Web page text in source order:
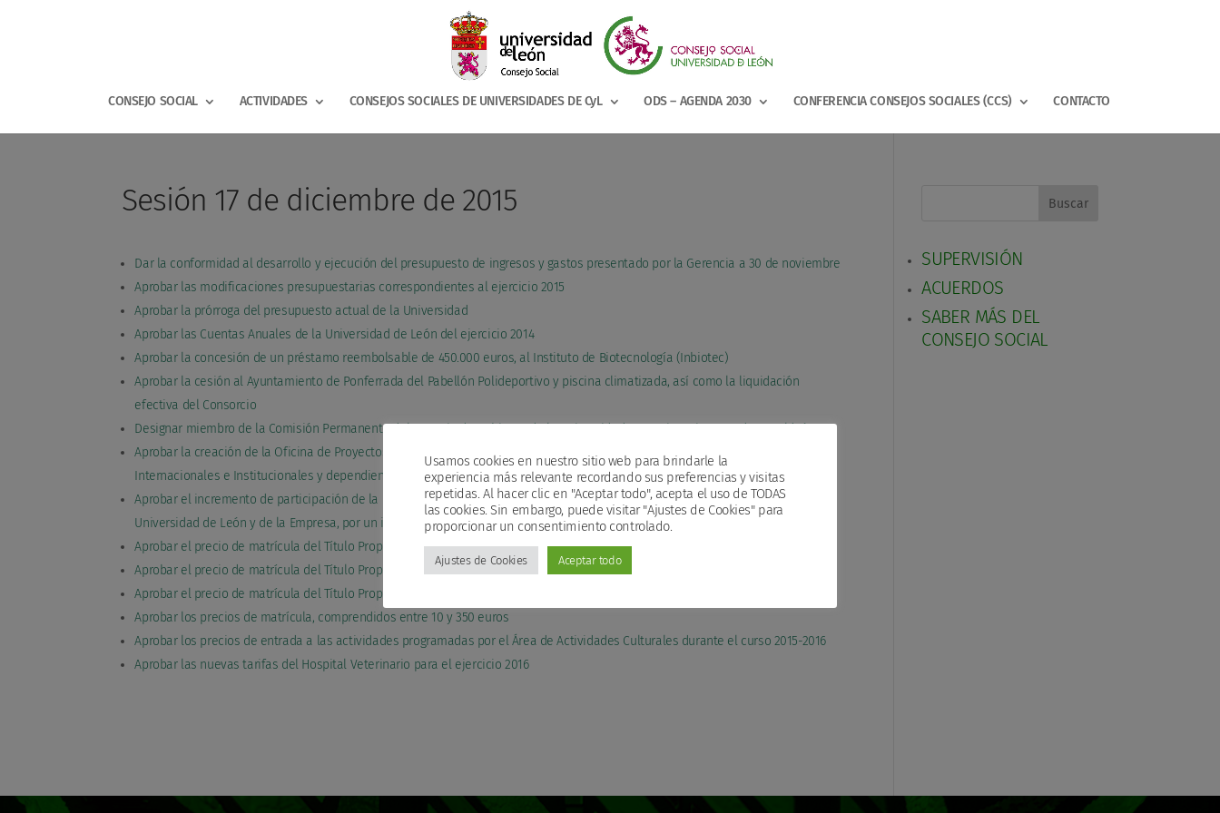
CONSEJO SOCIAL ACTIVIDADES CONSEJOS SOCIALES DE UNIVERSIDADES DE CyL ODS – AGENDA 2030 CONFERENCIA CONSEJOS SOCIALES (CCS) CONTACTO
Sesión 17 de diciembre de 2015
Dar la conformidad al desarrollo y ejecución del presupuesto de ingresos y gastos presentado por la Gerencia a 30 de noviembre
Aprobar las modificaciones presupuestarias correspondientes al ejercicio 2015
Aprobar la prórroga del presupuesto actual de la Universidad
Aprobar las Cuentas Anuales de la Universidad de León del ejercicio 2014
Aprobar la concesión de un préstamo reembolsable de 450.000 euros, al Instituto de Biotecnología (Inbiotec)
Aprobar la cesión al Ayuntamiento de Ponferrada del Pabellón Polideportivo y piscina climatizada, así como la liquidación
efectiva del Consorcio
Designar miembro de la Comisión Permanente del Consejo de Gobierno de la Universidad, a D. Luis Javier Cepedano Valdeón
Aprobar la creación de la Oficina de Proyectos Internacionales, adscrita funcionalmente al Vicerrectorado de Relaciones
Internacionales e Institucionales y dependiente orgánicamente de Gerencia
Aprobar el incremento de participación de la Universidad de León en la dotación fundacional de la Fundación General de la
Universidad de León y de la Empresa, por un importe de 114.410,05 euros, lo que supone el 51% de la misma
Aprobar el precio de matrícula del Título Propio de: Master en Gestión de Servicios Sanitarios, por la Universidad de León
Aprobar el precio de matrícula del Título Propio de: Magister en habilidades para la gestión del Patrimonio Cultural
Aprobar el precio de matrícula del Título Propio de: Experto en Implantoprótesis
Aprobar los precios de matrícula, comprendidos entre 10 y 350 euros
Aprobar los precios de entrada a las actividades programadas por el Área de Actividades Culturales durante el curso 2015-2016
Aprobar las nuevas tarifas del Hospital Veterinario para el ejercicio 2016
Buscar
SUPERVISIÓN
ACUERDOS
SABER MÁS DEL
CONSEJO SOCIAL
Usamos cookies en nuestro sitio web para brindarle la
experiencia más relevante recordando sus preferencias y visitas
repetidas. Al hacer clic en "Aceptar todo", acepta el uso de TODAS
las cookies. Sin embargo, puede visitar "Ajustes de Cookies" para
proporcionar un consentimiento controlado.
Ajustes de Cookies Aceptar todo